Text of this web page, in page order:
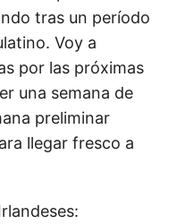
tras un período
Voy a
por las próximas
una semana de
preliminar
llegar fresco a